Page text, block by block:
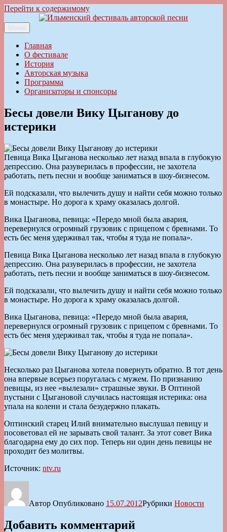
Перейти к содержимому
Ильменский фестиваль авторской песни
Меню
Главная
О фестивале
История
Авторская музыка
Программа
Организаторы и спонсоры
Бесы довели Вику Цыганову до
истерики
Певица Вика Цыганова несколько лет назад впала в глубокую
депрессию. Она разуверилась в профессии, не захотела
работать, петь песни и вообще заниматься в шоу-бизнесом.
Ей подсказали, что вылечить душу и найти себя можно только
в монастыре. Но дорога к храму оказалась долгой.
Вика Цыганова, певица: «Передо мной была авария,
перевернулся огромный грузовик с прицепом с бревнами. То
есть бес меня удерживал так, чтобы я туда не попала».
Певица Вика Цыганова несколько лет назад впала в глубокую
депрессию. Она разуверилась в профессии, не захотела
работать, петь песни и вообще заниматься в шоу-бизнесом.
Ей подсказали, что вылечить душу и найти себя можно только
в монастыре. Но дорога к храму оказалась долгой.
Вика Цыганова, певица: «Передо мной была авария,
перевернулся огромный грузовик с прицепом с бревнами. То
есть бес меня удерживал так, чтобы я туда не попала».
Несколько раз Цыганова хотела повернуть обратно. В тот день
она впервые всерьез поругалась с мужем. По признанию
певицы, из нее «вылезали» страшные звуки. В Оптиной
пустыни с Цыгановой случилась настоящая истерика: она
упала на колени и стала безудержно плакать.
Оптинский старец Илий внимательно выслушал певицу и
посоветовал ей не зарывать свой талант. За этот совет Вика
благодарна ему до сих пор. Теперь ни один день певицы не
проходит без молитвы.
Источник: ntv.ru
Автор Опубликовано 15.07.2012Рубрики Новости
Добавить комментарий